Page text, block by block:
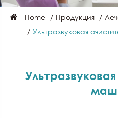
Home Продукция
Ультразвуковая